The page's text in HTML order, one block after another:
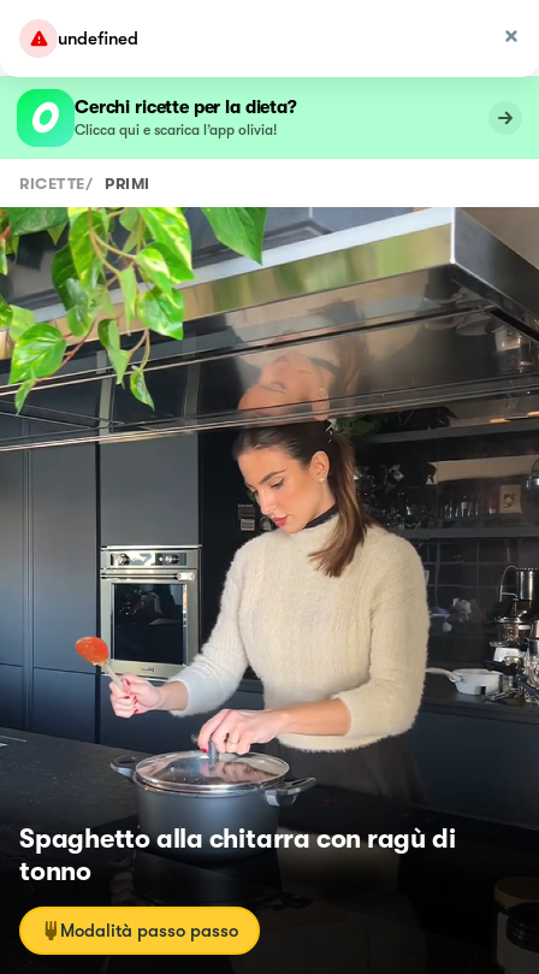
undefined
Cerchi ricette per la dieta?
Clicca qui e scarica l’app olivia!
RICETTE/ PRIMI
Spaghetto alla chitarra con ragù di
tonno
Modalità passo passo